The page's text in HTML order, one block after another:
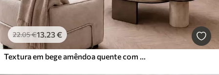
22.05€13 .23€